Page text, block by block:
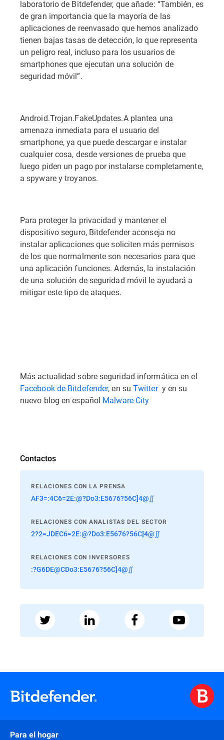
laboratorio de Bitdefender, que añade: “También, es
de gran importancia que la mayoría de las
aplicaciones de reenvasado que hemos analizado
tienen bajas tasas de detección, lo que representa
un peligro real, incluso para los usuarios de
smartphones que ejecutan una solución de
seguridad móvil”.
Android.Trojan.FakeUpdates.A plantea una
amenaza inmediata para el usuario del
smartphone, ya que puede descargar e instalar
cualquier cosa, desde versiones de prueba que
luego piden un pago por instalarse completamente,
a spyware y troyanos.
Para proteger la privacidad y mantener el
dispositivo seguro, Bitdefender aconseja no
instalar aplicaciones que soliciten más permisos
de los que normalmente son necesarios para que
una aplicación funciones. Además, la instalación
de una solución de seguridad móvil le ayudará a
mitigar este tipo de ataques.
Más actualidad sobre seguridad informática en el
Facebook de Bitdefender, en su Twittery en su
nuevo blog en español Malware City
Contactos
RELACIONES CON LA PRENSA
AF3=:4C6=2E:@?Do3:E5676?56C]4@∬
RELACIONES CON ANALISTAS DEL SECTOR
2?2=JDEC6=2E:@?Do3:E5676?56C]4@∬
RELACIONES CON INVERSORES
:?G6DE@CDo3:E5676?56C]4@∬
Para el hogar